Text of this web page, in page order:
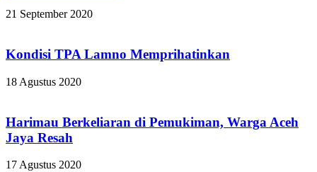
21 September 2020
Kondisi TPA Lamno Memprihatinkan
18 Agustus 2020
Harimau Berkeliaran di Pemukiman, Warga Aceh
Jaya Resah
17 Agustus 2020